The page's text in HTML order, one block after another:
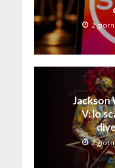
2
Jackson
V: lo
2